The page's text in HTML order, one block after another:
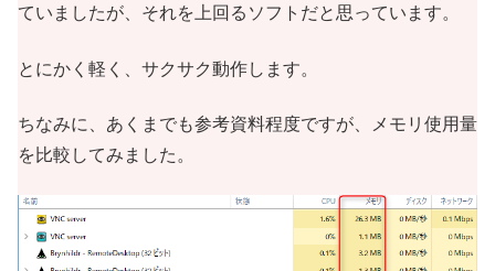
ていましたが、それを上回るソフトだと思っています。
とにかく軽く、サクサク動作します。
ちなみに、あくまでも参考資料程度ですが、メモリ使用量
を比較してみました。